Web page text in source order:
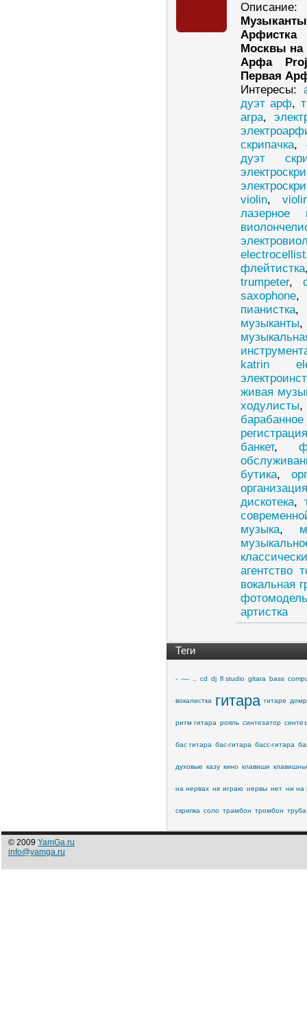
Описание:
Москвы на
Арфа
Первая
Интересы:
дуэт арф,
arpa,
скрипачка,
дуэт
violin,
лазерное
electrocellist
флейтистка
trumpeter,
saxophone
пианистка
музыканты
katrin
живая
ходулисты
банкет,
бутика,
дискотека,
музыка,
агентство
вокальная
фотомодель
артистка
Теги
- ---- cd dj fl studio gitara bass
вокалистка гитара гитаре
ритм гитара рояль синтезатор
бас гитара бас-гитара басс-гитара
духовые казу кино клавиши
на нервах не играю нервы нет ни на
скрипка соло трамбон тромбон труба
© 2009 YamGa.ru
info@yamga.ru